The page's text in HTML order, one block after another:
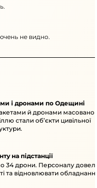
не видно.
і дронами по Одещині
й дронами масовано
стали об’єкти цивільної
на підстанції
34 дрони. Персоналу
та відновлювати